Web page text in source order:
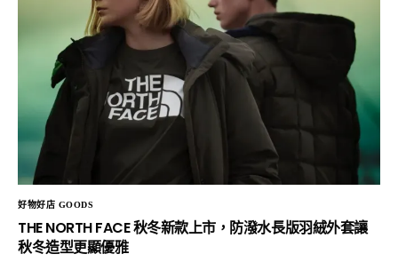
好物好店 GOODS
THE NORTH FACE 秋冬新款上市，防潑水長版羽絨外套讓
秋冬造型更顯優雅